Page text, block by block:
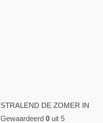
STRALEND DE ZOMER IN
Gewaardeerd 0 uit 5